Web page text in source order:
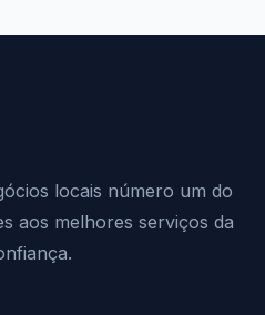
locais número um do
aos melhores serviços da